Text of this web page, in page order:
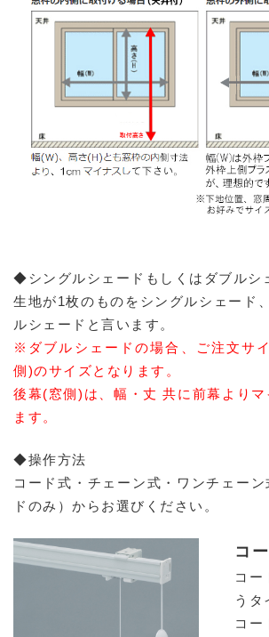
◆シングルシェードもしくはダブルシ
生地が1枚のものをシングルシェード
ルシェードと言います。
※ダブルシェードの場合、ご注文サ
側)のサイズとなります。
後幕(窓側)は、幅・丈 共に前幕よりマ
ます。
◆操作方法
コード式・チェーン式・ワンチェー
ドのみ）からお選びください。
コ
コー
うタ
コー